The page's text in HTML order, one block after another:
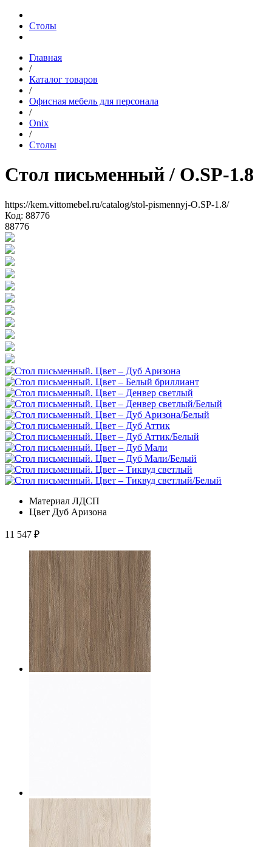
Столы
Главная
/
Каталог товаров
/
Офисная мебель для персонала
/
Onix
/
Столы
Стол письменный / O.SP-1.8
https://kem.vittomebel.ru/catalog/stol-pismennyj-O.SP-1.8/
Код: 88776
88776
Материал ЛДСП
Цвет Дуб Аризона
11 547 ₽